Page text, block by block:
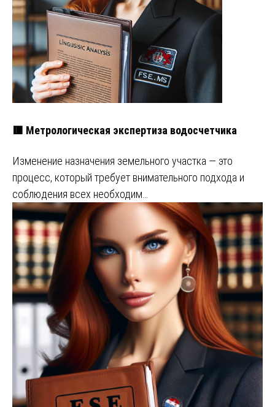
🟥 Метрологическая экспертиза водосчетчика
Изменение назначения земельного участка — это
процесс, который требует внимательного подхода и
соблюдения всех необходим…